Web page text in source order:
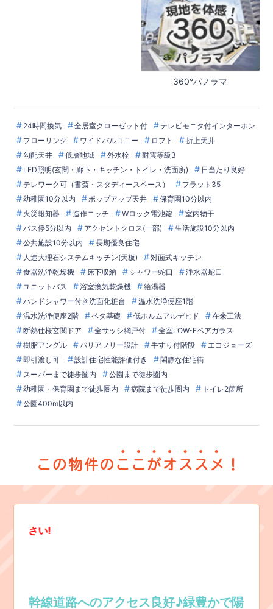
24時間換気 全居室クローゼット付
テレビモニタ付インターホン
フローリング
ワイドバルコニー ロフト
折上天井
勾配天井
低層地域 外水栓
耐震等級3
LED照明(玄関・廊下・キッチン・トイレ・洗面所)
日当たり良好
テレワーク可（書斎・スタディースペース）
フラット35
幼稚園10分以内
ポップアップ天井
保育園10分以内
火災報知器
造作ニッチ Wロック電池錠
室内物干
バス停5分以内
アクセントクロス(一部)
生活施設10分以内
公共施設10分以内
長期優良住宅
人造大理石システムキッチン(天板)
対面式キッチン
食器洗浄乾燥機
床下収納 シャワー蛇口
浄水器蛇口
ユニットバス
浴室換気乾燥機
給湯器
ハンドシャワー付き洗面化粧台
温水洗浄便座1階
温水洗浄便座2階
ベタ基礎 低ホルムアルデヒド
在来工法
断熱仕様玄関ドア
全サッシ網戸付
全室LOW-Eペアガラス
樹脂アングル
バリアフリー設計 手すり付階段
エコジョーズ
即引渡し可
設計住宅性能評価付き
閑静な住宅街
スーパーまで徒歩圏内
公園まで徒歩圏内
幼稚園・保育園まで徒歩圏内
病院まで徒歩圏内
トイレ2箇所
公園400m以内
360°パノラマ
幹線道路へのアクセス良好♪緑豊かで陽